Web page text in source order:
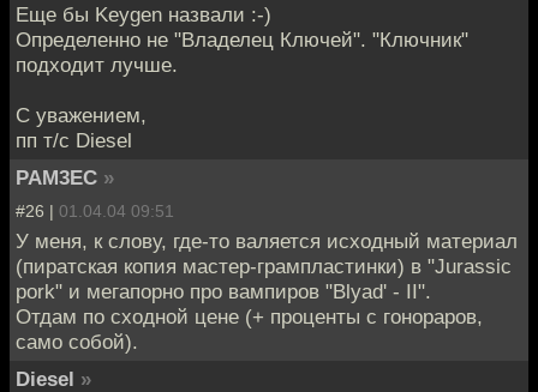
Еще бы Keygen назвали :-)
Определенно не "Владелец Ключей". "Ключник"
подходит лучше.
С уважением,
пп т/с Diesel
PAM3EC »
#26 | 01.04.04 09:51
У меня, к слову, где-то валяется исходный материал
(пиратская копия мастер-грампластинки) в "Jurassic
pork" и мегапорно про вампиров "Blyad' - II".
Отдам по сходной цене (+ проценты с гонораров,
само собой).
Diesel »